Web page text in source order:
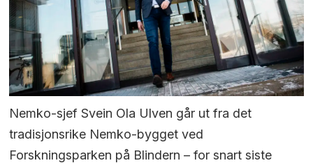
Nemko-sjef Svein Ola Ulven går ut fra det
tradisjonsrike Nemko-bygget ved
Forskningsparken på Blindern – for snart siste